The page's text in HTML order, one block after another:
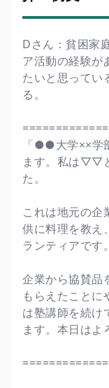
Dさん：貧困家
ア活動の経験が
たいと思ってい
る。
「●●大学××
ます。私は▽▽
た。
これは地元の企
供に料理を教え
ランティアです。
企業から協賛品
もらえたことに
は塾講師を続
ます。本日はよ